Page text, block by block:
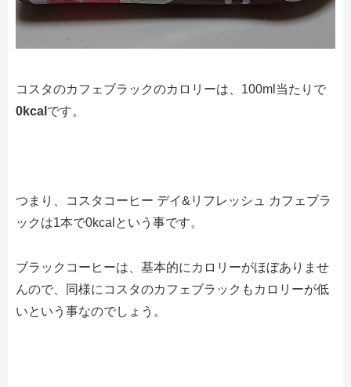
コスタのカフェブラックのカロリーは、100ml当たりで
0kcal です。
つまり、コスタコーヒー デイ&リフレッシュ カフェブラ
ックは1本で0kcalという事です。
ブラックコーヒーは、基本的にカロリーがほぼありませ
んので、同様にコスタのカフェブラックもカロリーが低
いという事なのでしょう。